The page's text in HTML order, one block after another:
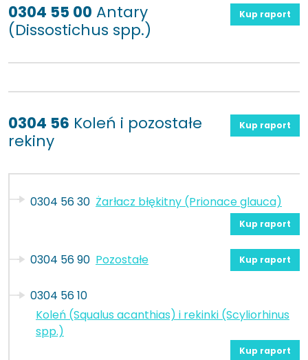
0304 55 00 Antary
(Dissostichus spp.)
Kup raport
0304 56 Koleń i pozostałe
rekiny
Kup raport
0304 56 30 Żarłacz błękitny (Prionace glauca)
Kup raport
0304 56 90 Pozostałe Kup raport
0304 56 10
Koleń (Squalus acanthias) i rekinki (Scyliorhinus
spp.)
Kup raport